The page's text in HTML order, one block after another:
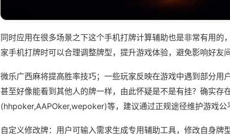
同时应用在很多场景之下这个手机打牌计算辅助也是非常有用的
家手机打牌时可以合理调整牌型，提升游戏体验，避免影响好友
微乐广西麻将提高胜率技巧；一些玩家反映在游戏中遇到部分用
甚至好像能看到其他人的牌一样，由此怀疑是不是有挂？确实存
(hhpoker,AAPOker,wepoker)等，建议通过正规途径维护游戏公
自定义修改牌：用户可输入需求生成专用辅助工具，修改自身牌